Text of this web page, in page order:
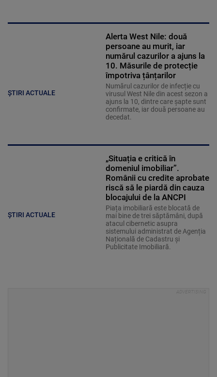
ȘTIRI ACTUALE
Alerta West Nile: două
persoane au murit, iar
numărul cazurilor a ajuns la
10. Măsurile de protecție
împotriva țânțarilor
Numărul cazurilor de infecție cu
virusul West Nile din acest sezon a
ajuns la 10, dintre care șapte sunt
confirmate, iar două persoane au
decedat.
ȘTIRI ACTUALE
„Situația e critică în
domeniul imobiliar”.
Românii cu credite aprobate
riscă să le piardă din cauza
blocajului de la ANCPI
Piața imobiliară este blocată de
mai bine de trei săptămâni, după
atacul cibernetic asupra
sistemului administrat de Agenția
Națională de Cadastru și
Publicitate Imobiliară.